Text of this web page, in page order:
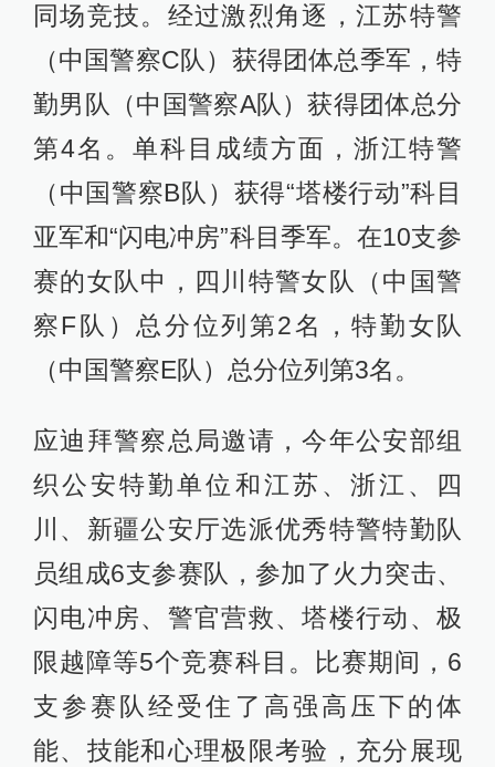
同场竞技。经过激烈角逐，江苏特警
（中国警察C队）获得团体总季军，特
勤男队（中国警察A队）获得团体总分
第4名。单科目成绩方面，浙江特警
（中国警察B队）获得“塔楼行动”科目
亚军和“闪电冲房”科目季军。在10支参
赛的女队中，四川特警女队（中国警
察F队）总分位列第2名，特勤女队
（中国警察E队）总分位列第3名。
应迪拜警察总局邀请，今年公安部组
织公安特勤单位和江苏、浙江、四
川、新疆公安厅选派优秀特警特勤队
员组成6支参赛队，参加了火力突击、
闪电冲房、警官营救、塔楼行动、极
限越障等5个竞赛科目。比赛期间，6
支参赛队经受住了高强高压下的体
能、技能和心理极限考验，充分展现